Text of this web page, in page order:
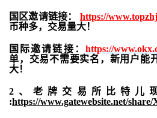
国区邀请链接： https://
币种多，交易量大！
国际邀请链接： https://
单，交易不需要实名，新用户能
大！
2、老牌交易所比特儿
:https://www.gatewebsite.net/